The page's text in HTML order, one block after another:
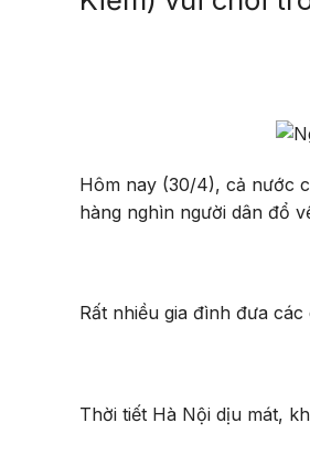
Hôm nay (30/4), cả nước
hàng nghìn người dân đổ
Rất nhiều gia đình đưa
Thời tiết Hà Nội dịu mát,